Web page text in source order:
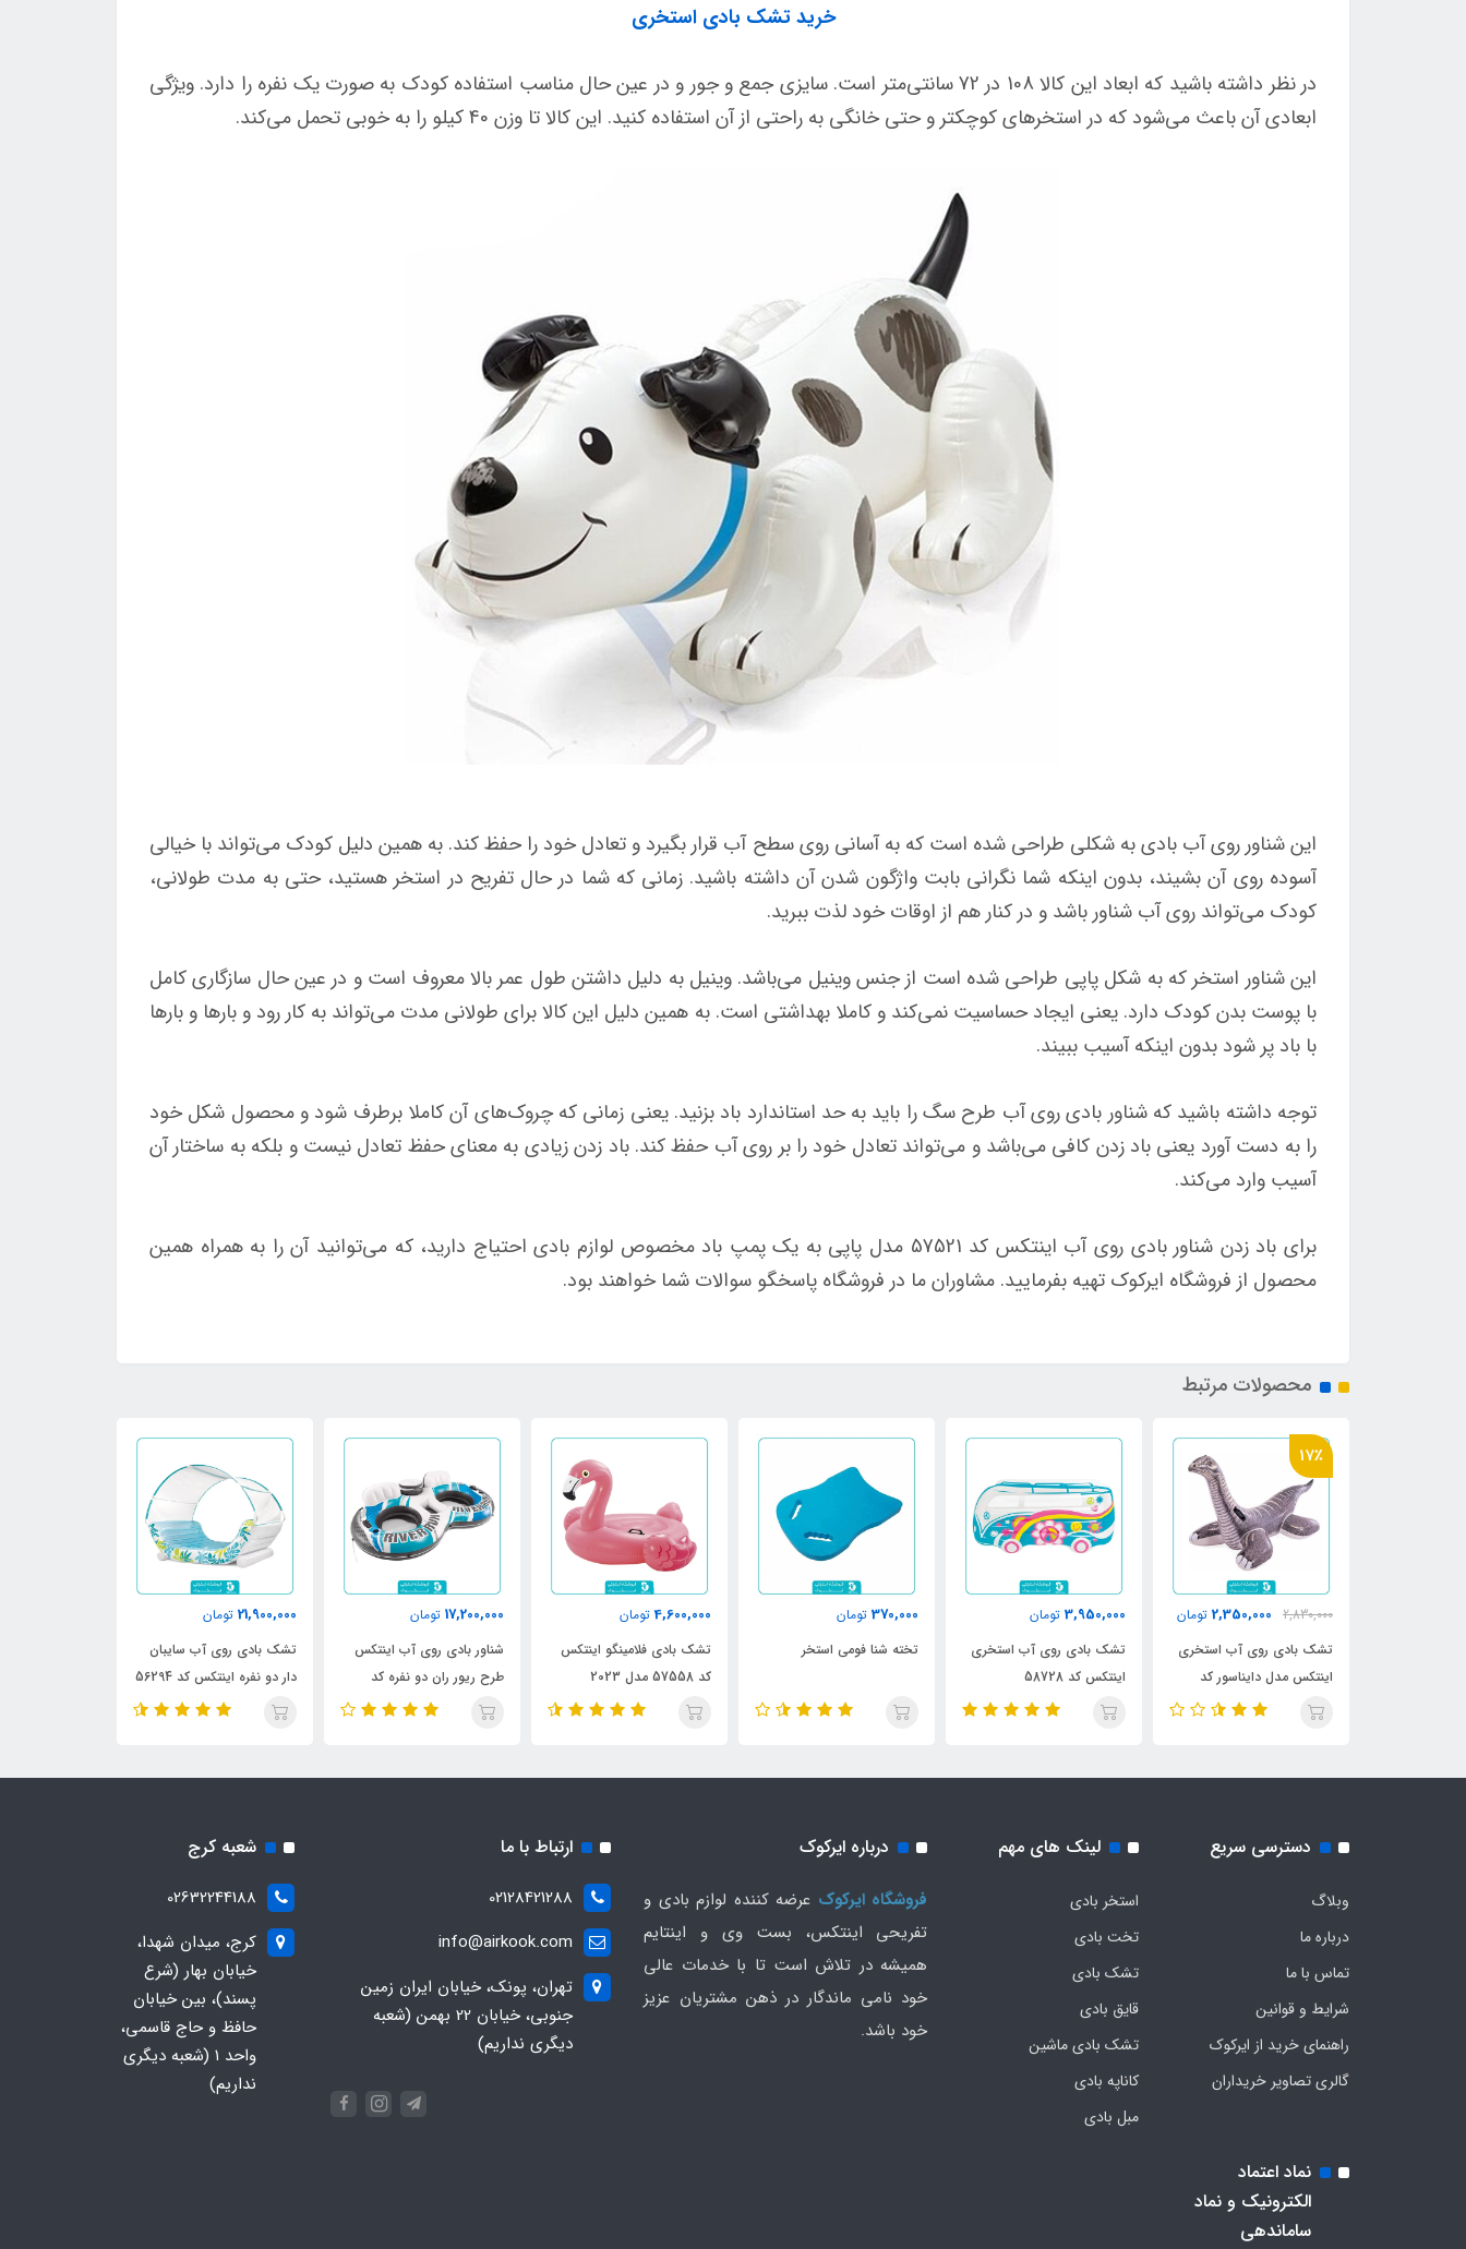
خرید تشک بادی استخری
در نظر داشته باشید که ابعاد این کالا 108 در 72 سانتی‌متر است. سایزی جمع و جور و در عین حال مناسب استفاده کودک به صورت یک نفره را دارد. ویژگی
ابعادی آن باعث می‌شود که در استخرهای کوچکتر و حتی خانگی به راحتی از آن استفاده کنید. این کالا تا وزن 40 کیلو را به خوبی تحمل می‌کند.
این شناور روی آب بادی به شکلی طراحی شده است که به آسانی روی سطح آب قرار بگیرد و تعادل خود را حفظ کند. به همین دلیل کودک می‌تواند با خیالی
آسوده روی آن بشیند، بدون اینکه شما نگرانی بابت واژگون شدن آن داشته باشید. زمانی که شما در حال تفریح در استخر هستید، حتی به مدت طولانی،
کودک می‌تواند روی آب شناور باشد و در کنار هم از اوقات خود لذت ببرید.
این شناور استخر که به شکل پاپی طراحی شده است از جنس وینیل می‌باشد. وینیل به دلیل داشتن طول عمر بالا معروف است و در عین حال سازگاری کامل
با پوست بدن کودک دارد. یعنی ایجاد حساسیت نمی‌کند و کاملا بهداشتی است. به همین دلیل این کالا برای طولانی مدت می‌تواند به کار رود و بارها و بارها
با باد پر شود بدون اینکه آسیب ببیند.
توجه داشته باشید که شناور بادی روی آب طرح سگ را باید به حد استاندارد باد بزنید. یعنی زمانی که چروک‌های آن کاملا برطرف شود و محصول شکل خود
را به دست آورد یعنی باد زدن کافی می‌باشد و می‌تواند تعادل خود را بر روی آب حفظ کند. باد زدن زیادی به معنای حفظ تعادل نیست و بلکه به ساختار آن
آسیب وارد می‌کند.
برای باد زدن شناور بادی روی آب اینتکس کد 57521 مدل پاپی به یک پمپ باد مخصوص لوازم بادی احتیاج دارید، که می‌توانید آن را به همراه همین
محصول از فروشگاه ایرکوک تهیه بفرمایید. مشاوران ما در فروشگاه پاسخگو سوالات شما خواهند بود.
محصولات مرتبط
17٪
2,830,000
2,350,000 تومان
تشک بادی روی آب استخری
اینتکس مدل دایناسور کد
57584
3,950,000 تومان
تشک بادی روی آب استخری
اینتکس کد 58728
370,000 تومان
تخته شنا فومی استخر
4,600,000 تومان
تشک بادی فلامینگو اینتکس
کد 57558 مدل 2023
17,200,000 تومان
شناور بادی روی آب اینتکس
طرح ریور ران دو نفره کد
56827
21,900,000 تومان
تشک بادی روی آب سایبان
دار دو نفره اینتکس کد 56294
دسترسی سریع
وبلاگ
درباره ما
تماس با ما
شرایط و قوانین
راهنمای خرید از ایرکوک
گالری تصاویر خریداران
لینک های مهم
استخر بادی
تخت بادی
تشک بادی
قایق بادی
تشک بادی ماشین
کاناپه بادی
مبل بادی
درباره ایرکوک
فروشگاه ایرکوک عرضه کننده لوازم بادی و
تفریحی اینتکس، بست وی و اینتایم
همیشه در تلاش است تا با خدمات عالی
خود نامی ماندگار در ذهن مشتریان عزیز
خود باشد.
ارتباط با ما
02128421288
info@airkook.com
تهران، پونک، خیابان ایران زمین
جنوبی، خیابان 22 بهمن (شعبه
دیگری نداریم)
شعبه کرج
02632244188
کرج، میدان شهدا،
خیابان بهار (شرع
پسند)، بین خیابان
حافظ و حاج قاسمی،
واحد ۱ (شعبه دیگری
نداریم)
نماد اعتماد
الکترونیک و نماد
ساماندهی